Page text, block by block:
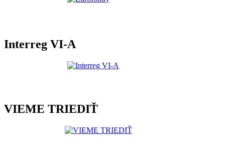
Interreg VI-A
VIEME TRIEDIŤ